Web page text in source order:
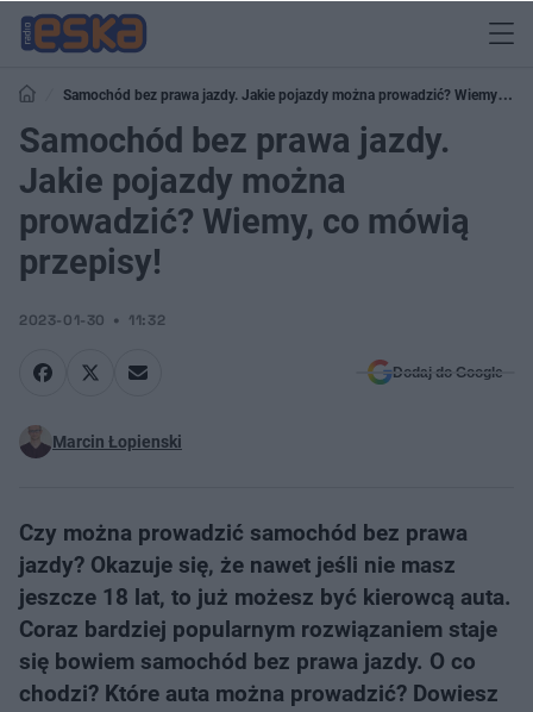
Samochód bez prawa jazdy. Jakie pojazdy można prowadzić? Wiemy, co
mówią przepisy!
Samochód bez prawa jazdy.
Jakie pojazdy można
prowadzić? Wiemy, co mówią
przepisy!
2023-01-30 11:32
Dodaj do Google
Marcin Łopienski
Czy można prowadzić samochód bez prawa
jazdy? Okazuje się, że nawet jeśli nie masz
jeszcze 18 lat, to już możesz być kierowcą auta.
Coraz bardziej popularnym rozwiązaniem staje
się bowiem samochód bez prawa jazdy. O co
chodzi? Które auta można prowadzić? Dowiesz